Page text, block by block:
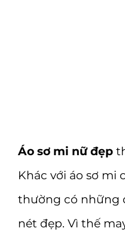
Áo sơ mi nữ đẹp
Khác với áo sơ mi
thường có những
nét đẹp. Vì thế